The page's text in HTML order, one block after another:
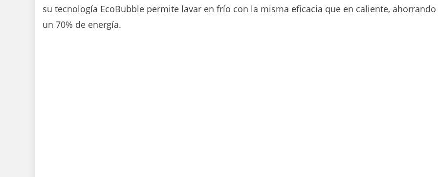
su tecnología EcoBubble permite lavar en frío con la misma eficacia que en caliente, ahorrando
un 70% de energía.